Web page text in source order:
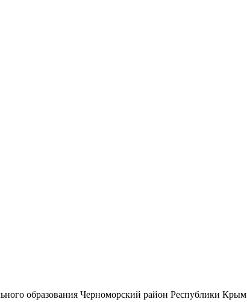
образования Черноморский район Республики Крым